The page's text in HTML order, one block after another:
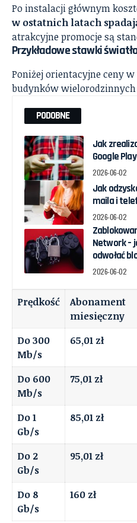
Po instalacji głównym
w ostatnich latach
atrakcyjne promocje są
Przykładowe stawki
Poniżej orientacyjne ceny
budynków wielorodzinnych
PODOBNE
Jak
Google Play
2026-06-02
Jak
maila i
2026-06-02
Network –
odwołać
2026-06-02
Prędkość
Abonament
miesięczny
Do 300
Mb/s
65,01 zł
Do 600
Mb/s
75,01 zł
Do 1
Gb/s
85,01 zł
Do 2
Gb/s
95,01 zł
Do 8
Gb/s
160 zł